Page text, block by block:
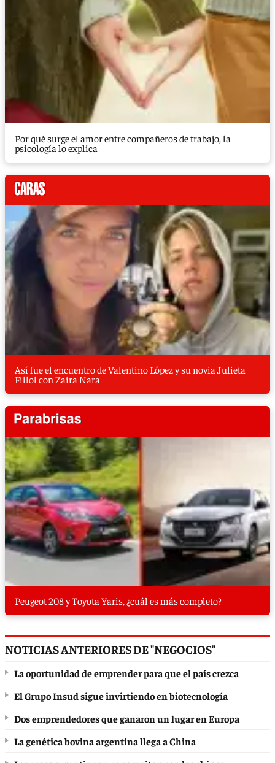
Por qué surge el amor entre compañeros de trabajo, la
psicología lo explica
Así fue el encuentro de Valentino López y su novia Julieta
Fillol con Zaira Nara
Peugeot 208 y Toyota Yaris, ¿cuál es más completo?
NOTICIAS ANTERIORES DE "NEGOCIOS"
La oportunidad de emprender para que el país crezca
El Grupo Insud sigue invirtiendo en biotecnología
Dos emprendedores que ganaron un lugar en Europa
La genética bovina argentina llega a China